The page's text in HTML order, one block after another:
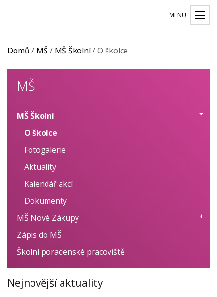
MENU
Domů / MŠ / MŠ Školní/O školce
MŠ
MŠ Školní
O školce
Fotogalerie
Aktuality
Kalendář akcí
Dokumenty
MŠ Nové Zákupy
O školce
Fotogalerie
Kalendář akcí
Dokumenty
Zápis do MŠ
Školní poradenské pracoviště
Nejnovější aktuality